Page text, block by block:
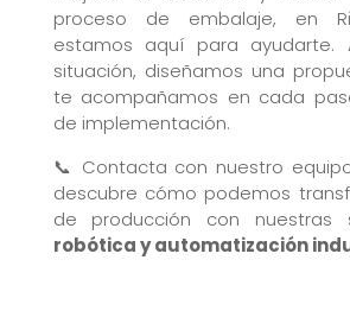
proceso de embalaje, en
estamos aquí para ayudarte.
situación, diseñamos una
te acompañamos en cada
de implementación.
📞 Contacta con nuestro
descubre cómo podemos
de producción con nuestras
robótica y automatización